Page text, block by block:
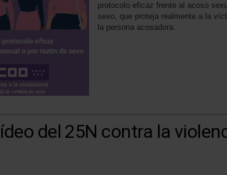
protocolo eficaz frente al acoso
sexo, que proteja realmente a la
la persona acosadora.
del 25N contra la